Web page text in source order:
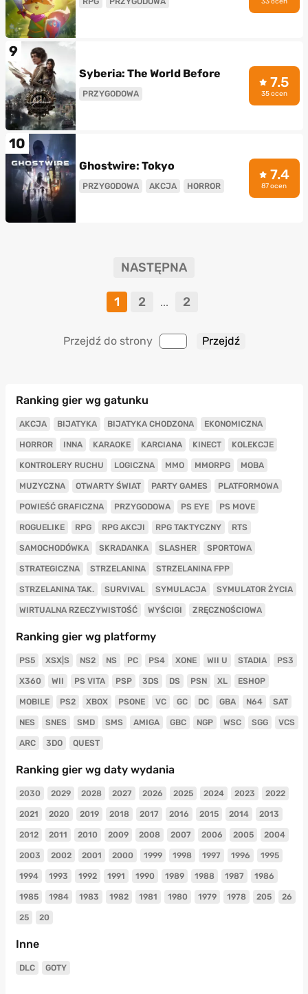
9
Syberia: The World Before
PRZYGODOWA
7.5
35 ocen
10
Ghostwire: Tokyo
PRZYGODOWA AKCJA HORROR
7.4
87 ocen
NASTĘPNA
1 2 ... 2
Przejdź do strony
Ranking gier wg gatunku
AKCJA BIJATYKA BIJATYKA CHODZONA EKONOMICZNA
HORROR INNA KARAOKE KARCIANA KINECT KOLEKCJE
KONTROLERY RUCHU LOGICZNA MMO MMORPG MOBA
MUZYCZNA OTWARTY ŚWIAT PARTY GAMES PLATFORMOWA
POWIEŚĆ GRAFICZNA PRZYGODOWA PS EYE PS MOVE
ROGUELIKE RPG RPG AKCJI RPG TAKTYCZNY RTS
SAMOCHODÓWKA SKRADANKA SLASHER SPORTOWA
STRATEGICZNA STRZELANINA STRZELANINA FPP
STRZELANINA TAK. SURVIVAL SYMULACJA SYMULATOR ŻYCIA
WIRTUALNA RZECZYWISTOŚĆ WYŚCIGI ZRĘCZNOŚCIOWA
Ranking gier wg platformy
PS5 XSX|S NS2 NS PC PS4 XONE WII U STADIA PS3
X360 WII PS VITA PSP 3DS DS PSN XL ESHOP
MOBILE PS2 XBOX PSONE VC GC DC GBA N64 SAT
NES SNES SMD SMS AMIGA GBC NGP WSC SGG VCS
ARC 3DO QUEST
Ranking gier wg daty wydania
2030 2029 2028 2027 2026 2025 2024 2023 2022
2021 2020 2019 2018 2017 2016 2015 2014 2013
2012 2011 2010 2009 2008 2007 2006 2005 2004
2003 2002 2001 2000 1999 1998 1997 1996 1995
1994 1993 1992 1991 1990 1989 1988 1987 1986
1985 1984 1983 1982 1981 1980 1979 1978 205 26
25 20
Inne
DLC GOTY